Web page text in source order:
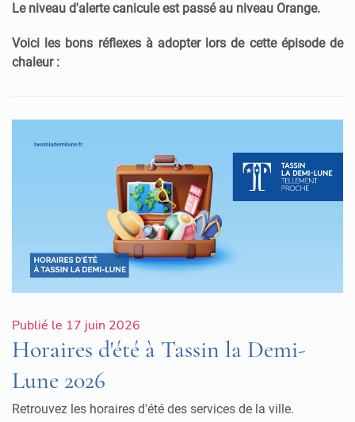
Le niveau d'alerte canicule est passé au niveau Orange.
Voici les bons réflexes à adopter lors de cette épisode de
chaleur :
Publié le 17 juin 2026
Horaires d'été à Tassin la Demi-
Lune 2026
Retrouvez les horaires d'été des services de la ville.